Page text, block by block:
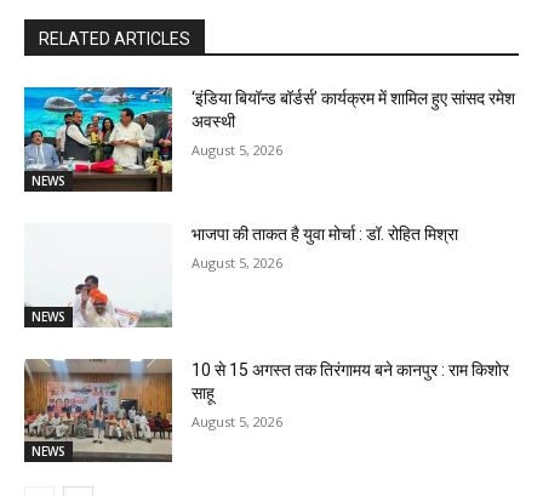
RELATED ARTICLES
NEWS
‘इंडिया बियॉन्ड बॉर्डर्स’ कार्यक्रम में शामिल हुए सांसद रमेश
अवस्थी
August 5, 2026
NEWS
भाजपा की ताकत है युवा मोर्चा : डॉ. रोहित मिश्रा
August 5, 2026
NEWS
10 से 15 अगस्त तक तिरंगामय बने कानपुर : राम किशोर
साहू
August 5, 2026